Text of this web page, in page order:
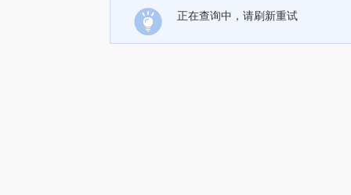
正在查询中，请刷新重试